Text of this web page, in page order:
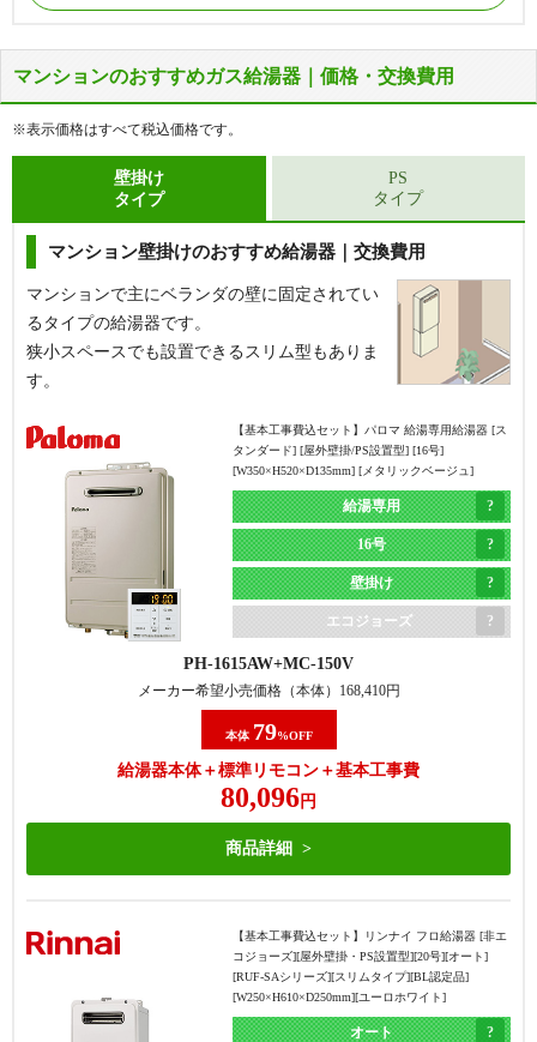
屋外の床に据置で設置されているタイプの給湯器で
給湯器側面から配管が接続されています。
浴槽にある循環金具の数が1つだけの場合に該当し
【基本工事費込セット】リンナイ 給湯専用給湯器 [エ
定品][W458×H596×D210mm][シャイニーシルバー]
16号
エコジョーズ
RUX-E1616G(A) MC-145V(A)
メーカー希望小売価格（本体）239,800円
本体 60%OFF
給湯器本体＋標準リモコン＋基本工事費
商品詳細
ョーズ] [屋外据置型] [20号] [オート] [給水・給湯接続
20A] [W534×H670×D240mm] [メタリックベージュ]
エコジョーズ
FH-2023SAR MFC-250V
メーカー希望小売価格（本体）435,600円
屋外の床に据置で設置されているタイプの給湯器で
給湯器側面から配管が接続されています。
浴槽にある循環金具の数が2つの場合に該当しま
現在と同じ
浴槽隣接タイプ
・商品ラインナップはエコジョ
ーズのみのため、1つ穴の非エ
コジョーズタイプに交換した方
が安くなる場合もある
浴槽隣接タイプ
(2つ穴)から
据置タイプ(1つ穴)
に交換
部材+対応費が必要
・商品ラインナップは、非エコ
ジョーズもエコジョーズも両方
マンションのおすすめガス給湯器｜価格・交換費用
※表示価格はすべて税込価格です。
壁掛け
タイプ
マンション壁掛けのおすすめ給湯器｜交換費用
マンションで主にベランダの壁に固定されてい
るタイプの給湯器です。
狭小スペースでも設置できるスリム型もありま
す。
【基本工事費込セット】
パロマ 給湯専用給湯器 [ス
タンダード] [屋外壁掛/PS設置型] [16号]
[W350×H520×D135mm] [メタリックベージュ]
給湯専用
16号
壁掛け
エコジョーズ
PH-1615AW MC-150V
メーカー希望小売価格（本体） 168,410円
本体 79%OFF
給湯器本体＋標準リモコン＋基本工事費
80,096 円
商品詳細
【基本工事費込セット】
リンナイ フロ給湯器 [非エ
コジョーズ][屋外壁掛・PS設置型][20号][オート]
[RUF-SAシリーズ][スリムタイプ][BL認定品]
[W250×H610×D250mm][ユーロホワイト]
オート
PS
タイプ